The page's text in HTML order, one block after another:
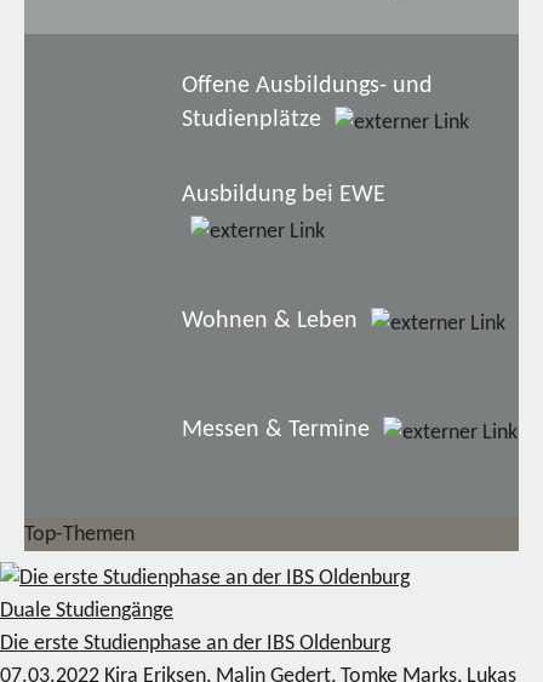
Offene Ausbildungs- und
Studienplätze
Ausbildung bei EWE
Wohnen & Leben
Messen & Termine
Top-Themen
Duale Studiengänge
Die erste Studienphase an der IBS Oldenburg
07.03.2022 Kira Eriksen, Malin Gedert, Tomke Marks, Lukas